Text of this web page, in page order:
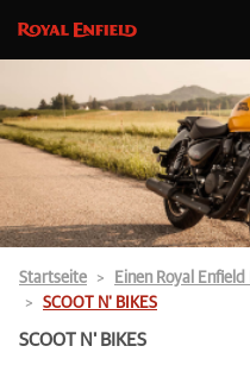
Startseite Einen Royal
SCOOT N' BIKES
SCOOT N' BIKES